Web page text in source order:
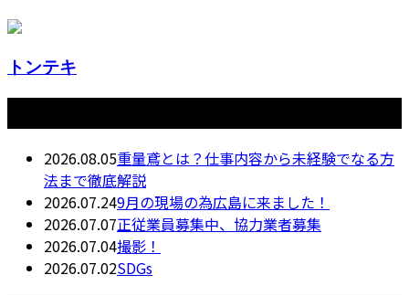
トンテキ
2026.08.05重量鳶とは？仕事内容から未経験でなる方
法まで徹底解説
2026.07.249月の現場の為広島に来ました！
2026.07.07正従業員募集中、協力業者募集
2026.07.04撮影！
2026.07.02SDGs